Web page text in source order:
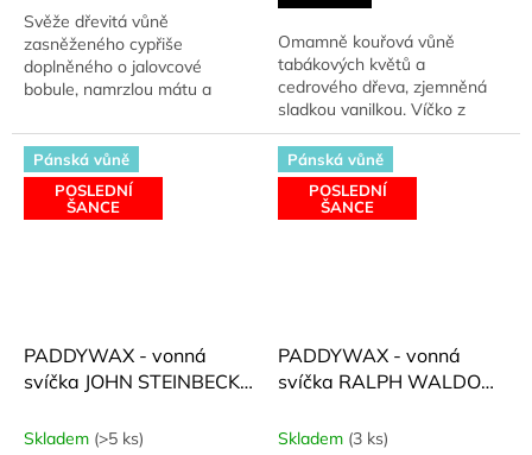
5
hvězdiček.
Svěže dřevitá vůně
zasněženého cypřiše
doplněného o jalovcové
bobule, namrzlou mátu a
průhledného...
Omamně kouřová vůně
tabákových květů a
cedrového dřeva, zjemněná
sladkou vanilkou. Víčko z
flakonu svíčky je ozdobeno
střapcem...
Pánská vůně
POSLEDNÍ
ŠANCE
PADDYWAX - vonná
svíčka JOHN STEINBECK
453 g
Skladem (>5 ks)
Pánská vůně
POSLEDNÍ
ŠANCE
PADDYWAX - vonná
svíčka RALPH WALDO
kapradí) 453 g
Skladem (3 ks)